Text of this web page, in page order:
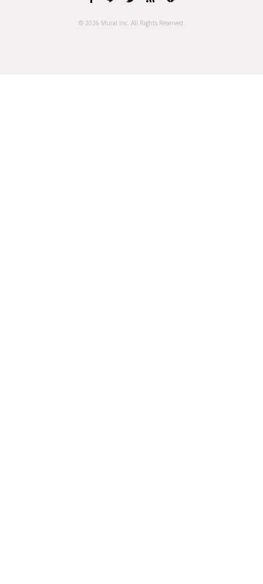
© 2026 Mural Inc. All Rights Reserved.